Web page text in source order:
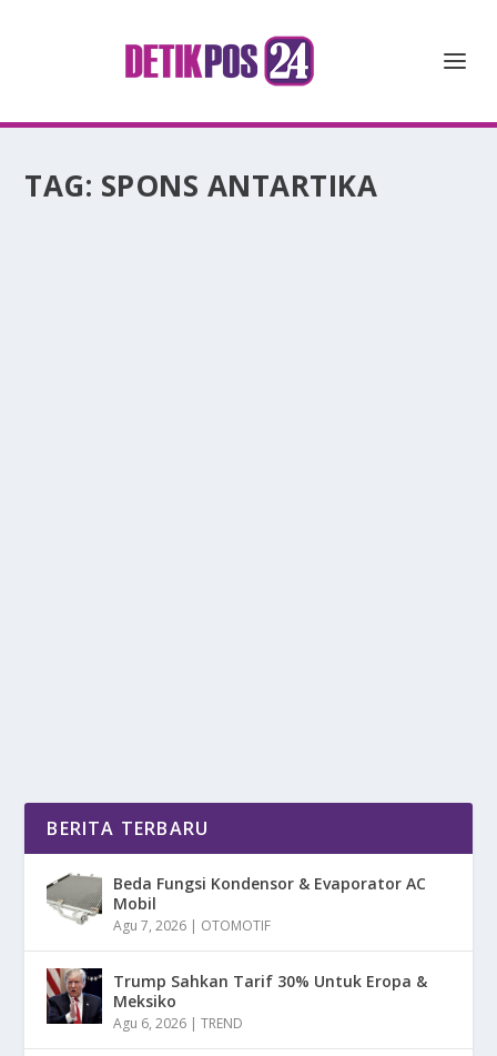
TAG: SPONS ANTARTIKA
BERITA TERBARU
Beda Fungsi Kondensor & Evaporator AC
Mobil
Agu 7, 2026 | OTOMOTIF
Trump Sahkan Tarif 30% Untuk Eropa &
Meksiko
Agu 6, 2026 |TREND